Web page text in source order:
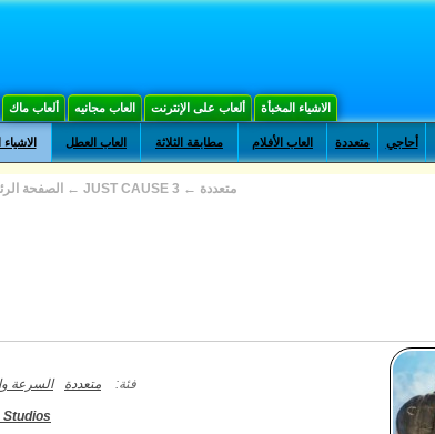
ألعاب ماك العاب مجانيه ألعاب على الإنترنت الاشياء المخبأة
العاب العطل مطابقة الثلاثة العاب الأفلام متعددة أحاجي
الصفحة ← JUST CAUSE 3 ← متعددة
فئة: متعددة السرعة